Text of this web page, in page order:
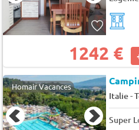
1242 €
Homair Vacances
Italie-
Super